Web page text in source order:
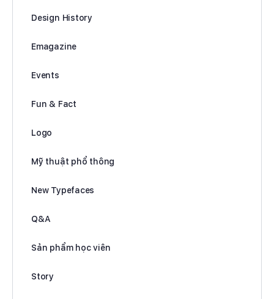
Design History
Emagazine
Events
Fun & Fact
Logo
Mỹ thuật phổ thông
New Typefaces
Q&A
Sản phẩm học viên
Story